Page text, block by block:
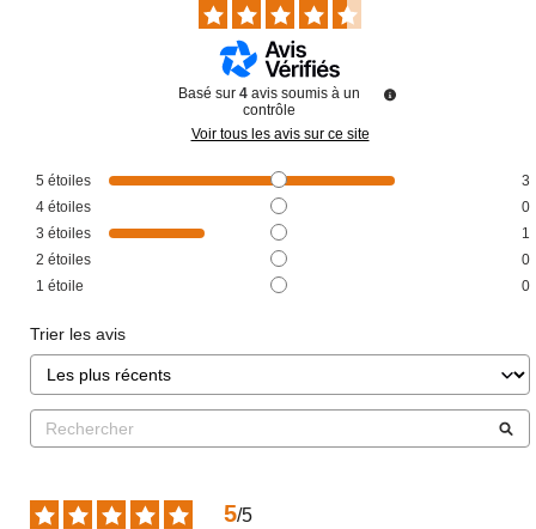
Basé sur 4 avis soumis à un
contrôle
Voir tous les avis sur ce site
5 étoiles
3
4 étoiles
0
3 étoiles
1
2 étoiles
0
1 étoile 0
Trier les avis
5/5